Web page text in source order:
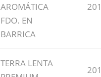
AROMÁTICA
FDO. EN
BARRICA
TERRA LENTA